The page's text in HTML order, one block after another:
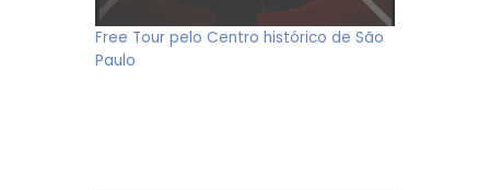
Free Tour pelo Centro histórico de São
Paulo